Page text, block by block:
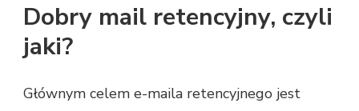
Dobry mail retencyjny, czyli
jaki?
Głównym celem e-maila retencyjnego jest